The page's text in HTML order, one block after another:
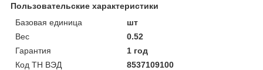
Пользовательские характеристики
Базовая единица
шт
Вес
0.52
Гарантия
1 год
Код ТН ВЭД
8537109100